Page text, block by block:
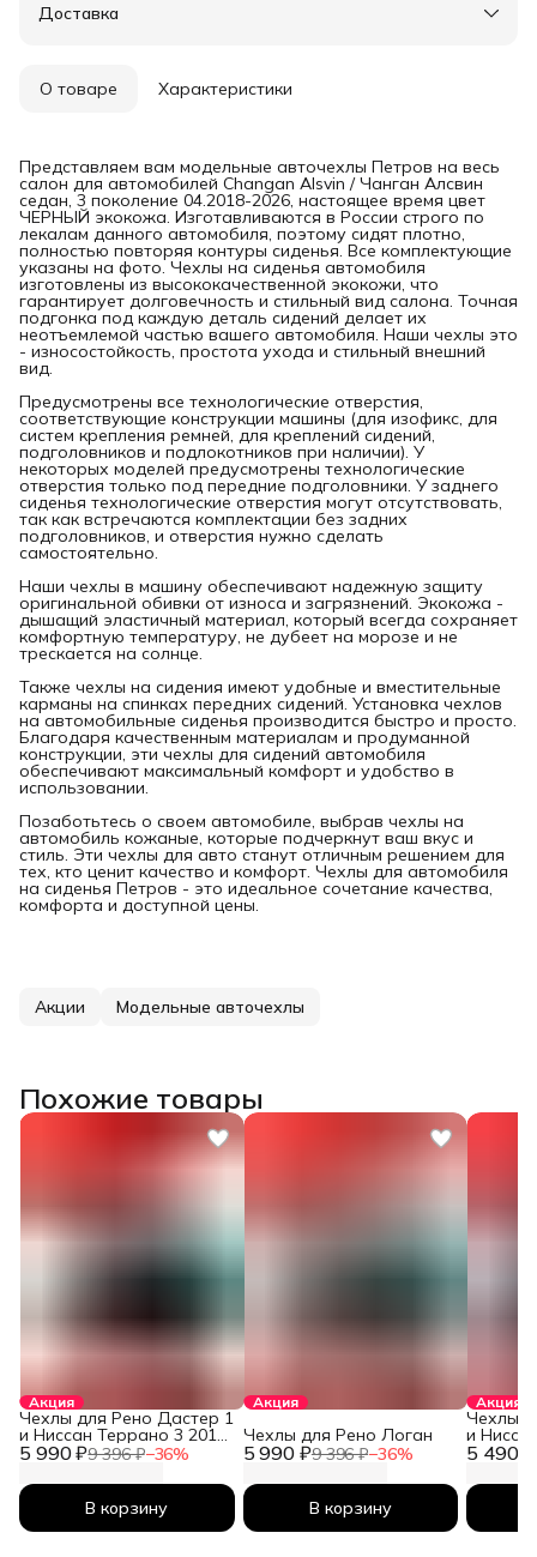
Доставка
О товаре Характеристики
Представляем вам модельные авточехлы Петров на весь
салон для автомобилей Changan Alsvin / Чанган Алсвин
седан, 3 поколение 04.2018-2026, настоящее время цвет
ЧЕРНЫЙ экокожа. Изготавливаются в России строго по
лекалам данного автомобиля, поэтому сидят плотно,
полностью повторяя контуры сиденья. Все комплектующие
указаны на фото. Чехлы на сиденья автомобиля
изготовлены из высококачественной экокожи, что
гарантирует долговечность и стильный вид салона. Точная
подгонка под каждую деталь сидений делает их
неотъемлемой частью вашего автомобиля. Наши чехлы это
- износостойкость, простота ухода и стильный внешний
вид.
Предусмотрены все технологические отверстия,
соответствующие конструкции машины (для изофикс, для
систем крепления ремней, для креплений сидений,
подголовников и подлокотников при наличии). У
некоторых моделей предусмотрены технологические
отверстия только под передние подголовники. У заднего
сиденья технологические отверстия могут отсутствовать,
так как встречаются комплектации без задних
подголовников, и отверстия нужно сделать
самостоятельно.
Наши чехлы в машину обеспечивают надежную защиту
оригинальной обивки от износа и загрязнений. Экокожа -
дышащий эластичный материал, который всегда сохраняет
комфортную температуру, не дубеет на морозе и не
трескается на солнце.
Также чехлы на сидения имеют удобные и вместительные
карманы на спинках передних сидений. Установка чехлов
на автомобильные сиденья производится быстро и просто.
Благодаря качественным материалам и продуманной
конструкции, эти чехлы для сидений автомобиля
обеспечивают максимальный комфорт и удобство в
использовании.
Позаботьтесь о своем автомобиле, выбрав чехлы на
автомобиль кожаные, которые подчеркнут ваш вкус и
стиль. Эти чехлы для авто станут отличным решением для
тех, кто ценит качество и комфорт. Чехлы для автомобиля
на сиденья Петров - это идеальное сочетание качества,
комфорта и доступной цены.
Акции Модельные авточехлы
Похожие товары
Акция
5 990 ₽9 396 ₽−36%
Чехлы для Рено Дастер 1
и Ниссан Террано 3 2010-
2026
В корзину
Акция
5 990 ₽9 396 ₽−36%
Чехлы для Рено Логан
В корзину
Акция
5 490 ₽
Чехлы
и
2026